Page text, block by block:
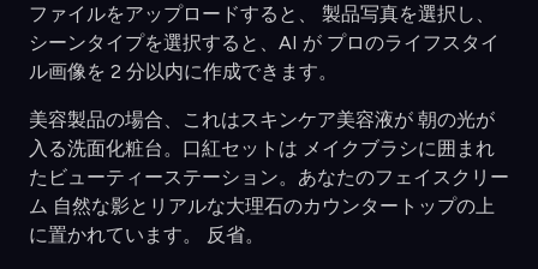
ファイルをアップロードすると、 製品写真を選択し、
シーンタイプを選択すると、AI が プロのライフスタイ
ル画像を 2 分以内に作成できます。
美容製品の場合、これはスキンケア美容液が 朝の光が
入る洗面化粧台。口紅セットは メイクブラシに囲まれ
たビューティーステーション。あなたのフェイスクリー
ム 自然な影とリアルな大理石のカウンタートップの上
に置かれています。 反省。